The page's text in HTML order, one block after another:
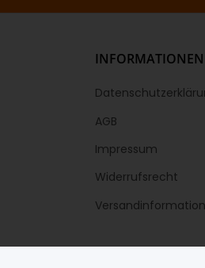
INFORMATIONEN
AGB
Impressum
Widerrufsrecht